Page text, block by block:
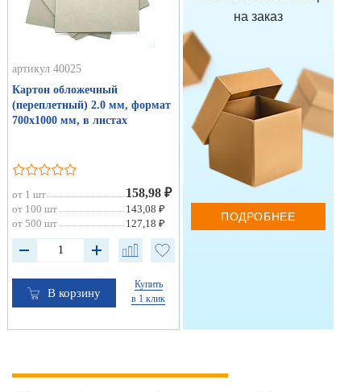
артикул 40025
Картон обложечный
(переплетный) 2.0 мм, формат
700х1000 мм, в листах
от 1 шт 158,98 ₽
от 100 шт
143,08 ₽
от 500 шт
127,18 ₽
В корзину
Купить
в 1 клик
на заказ
ПОДРОБНЕЕ